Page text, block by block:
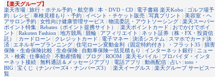
【楽天グループ】
楽天市場 | 旅行・ホテル予約・航空券 | 本・DVD・CD | 電子書籍 楽天Kobo | ゴルフ場予
約 | レシピ | 車検見積もり・予約 | イベント・チケット販売 | 写真プリント | 美容室・ヘ
アサロン予約 | 女性向け健康管理サービス | 物流委託・アウトソーシング | 楽天スーパー
ポイント特集 | Rebates（ポイント提携サイト） | 楽天ポイントカード | おでかけでポイ
ント | Rakuten Fashion | 地方競馬 | 競輪 | アフィリエイト | ネット証券（株・FX・投資信
託）
| カードローン | クレジットカード | 電子マネー | 決済システム | スマホでカード決
済 | エネルギープランニング | 住宅ローン変動金利（固定特約付き）・フラット35 | 損害
保険・生命保険比較 | 生命保険 | 自動車保険一括見積もり | インターネット銀行 | ニュー
ス・検索 | 仕事紹介 | 不動産情報 | ブログ | ROOM | 楽天モバイル | プロバイダ・インタ
ーネット接続 | 無料通話＆メッセージアプリ | 電話アプリ | 動画配信 | 占い | toto・
BIG | 宝くじ（ナンバーズ4・ナンバーズ3） | 楽天イーグルス | 楽天グループ サービス一
覧